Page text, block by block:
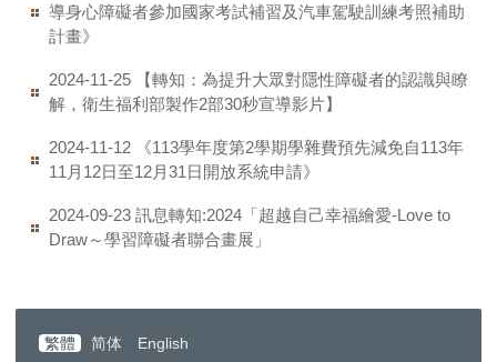
導身心障礙者參加國家考試補習及汽車駕駛訓練考照補助
計畫》
2024-11-25
【轉知：為提升大眾對隱性障礙者的認識與瞭
解，衛生福利部製作2部30秒宣導影片】
2024-11-12
《113學年度第2學期學雜費預先減免自113年
11月12日至12月31日開放系統申請》
2024-09-23訊息轉知:2024「超越自己幸福繪愛-Love to
Draw～學習障礙者聯合畫展」
繁體 简体 English